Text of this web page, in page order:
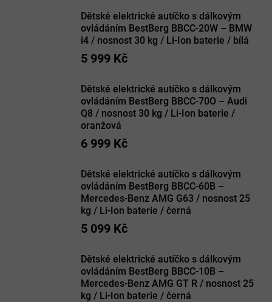
Dětské elektrické autíčko s dálkovým
ovládáním BestBerg BBCC-20W – BMW
i4 / nosnost 30 kg / Li-Ion baterie / bílá
5 999 Kč
Dětské elektrické autíčko s dálkovým
ovládáním BestBerg BBCC-70O – Audi
Q8 / nosnost 30 kg / Li-Ion baterie /
oranžová
6 999 Kč
Dětské elektrické autíčko s dálkovým
ovládáním BestBerg BBCC-60B –
Mercedes-Benz AMG G63 / nosnost 25
kg / Li-Ion baterie / černá
5 099 Kč
Dětské elektrické autíčko s dálkovým
ovládáním BestBerg BBCC-10B –
Mercedes-Benz AMG GT R / nosnost 25
kg / Li-Ion baterie / černá